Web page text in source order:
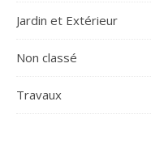
Jardin et Extérieur
Non classé
Travaux